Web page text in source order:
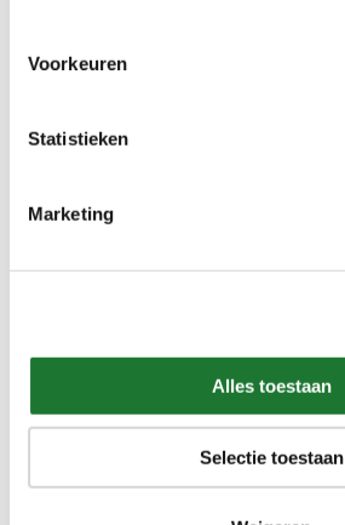
Voorkeuren
Statistieken
Marketing
Alles toestaan
Selectie toestaan
Zoeken
Filter deze producten
Grootte
Kies een Grootte